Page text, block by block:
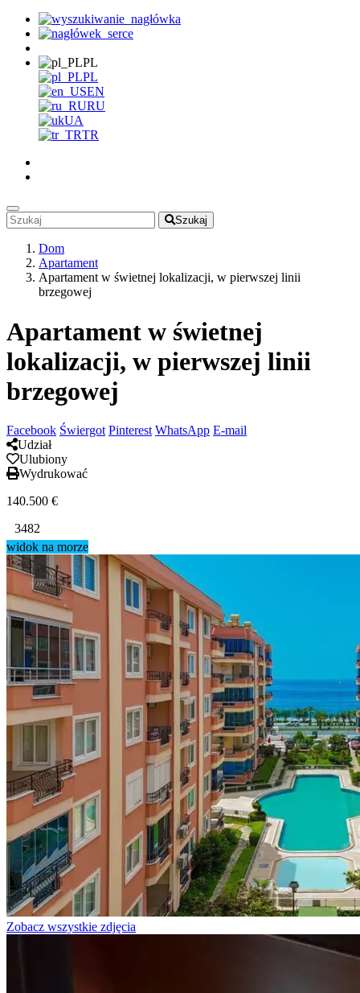
PL
PL
EN
RU
UA
TR
Szukaj
Dom
Apartament
Apartament w świetnej lokalizacji, w pierwszej linii
brzegowej
Apartament w świetnej
lokalizacji, w pierwszej linii
brzegowej
Facebook Świergot Pinterest WhatsApp E-mail
Udział
Ulubiony
Wydrukować
140.500 €
3482
widok na morze
Zobacz wszystkie zdjęcia